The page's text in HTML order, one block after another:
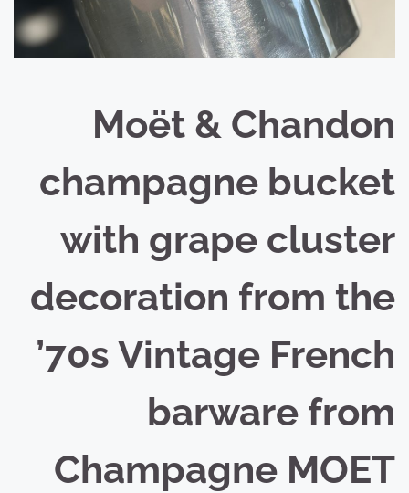
Moët & Chandon
champagne bucket
with grape cluster
decoration from the
’70s Vintage French
barware from
Champagne MOET